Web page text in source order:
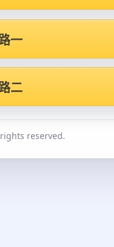
一
二
reserved.